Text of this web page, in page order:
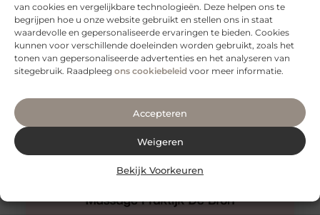
van cookies en vergelijkbare technologieën. Deze helpen ons te
begrijpen hoe u onze website gebruikt en stellen ons in staat
waardevolle en gepersonaliseerde ervaringen te bieden. Cookies
kunnen voor verschillende doeleinden worden gebruikt, zoals het
tonen van gepersonaliseerde advertenties en het analyseren van
sitegebruik. Raadpleeg ons cookiebeleid voor meer informatie.
Accepteren
Weigeren
Bekijk Voorkeuren
Slangenboor voor boren in hout
Een slangenboor is een gereedschap dat wordt
gebruikt om gaten in hout te boren. Het is een
handgereedschap met een